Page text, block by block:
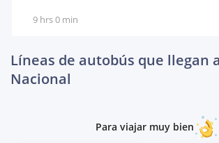
9 hrs 0 min
Líneas de autobús que llegan
Nacional
Para viajar muy bien